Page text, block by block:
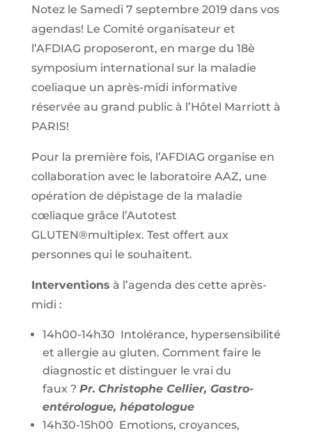
Notez le Samedi 7 septembre 2019 dans vos
agendas! Le Comité organisateur et
l’AFDIAG proposeront, en marge du 18è
symposium international sur la maladie
coeliaque un après-midi informative
réservée au grand public à l’Hôtel Marriott à
PARIS!
Pour la première fois, l’AFDIAG organise en
collaboration avec le laboratoire AAZ, une
opération de dépistage de la maladie
cœliaque grâce l’Autotest
GLUTEN®multiplex. Test offert aux
personnes qui le souhaitent.
Interventions à l’agenda des cette après-
midi :
14h00-14h30 Intolérance, hypersensibilité
et allergie au gluten. Comment faire le
diagnostic et distinguer le vrai du
faux ? Pr. Christophe Cellier, Gastro-
entérologue, hépatologue
14h30-15h00 Emotions, croyances,